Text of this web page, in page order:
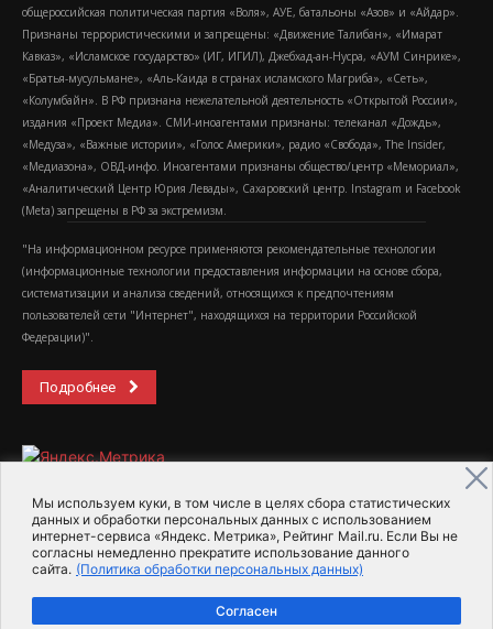
Мы используем куки, в том числе в целях сбора статистических
данных и обработки персональных данных с использованием
интернет-сервиса «Яндекс. Метрика», Рейтинг Mail.ru. Если Вы не
согласны немедленно прекратите использование данного
сайта. (Политика обработки персональных данных)
Согласен
общероссийская политическая партия «Воля», АУЕ, батальоны «Азов» и «Айдар».
Признаны террористическими и запрещены: «Движение Талибан», «Имарат
Кавказ», «Исламское государство» (ИГ, ИГИЛ), Джебхад-ан-Нусра, «АУМ Синрике»,
«Братья-мусульмане», «Аль-Каида в странах исламского Магриба», «Сеть»,
«Колумбайн». В РФ признана нежелательной деятельность «Открытой России»,
издания «Проект Медиа». СМИ-иноагентами признаны: телеканал «Дождь»,
«Медуза», «Важные истории», «Голос Америки», радио «Свобода», The Insider,
«Медиазона», ОВД-инфо. Иноагентами признаны общество/центр «Мемориал»,
«Аналитический Центр Юрия Левады», Сахаровский центр. Instagram и Facebook
(Metа) запрещены в РФ за экстремизм.
"На информационном ресурсе применяются рекомендательные технологии
(информационные технологии предоставления информации на основе сбора,
систематизации и анализа сведений, относящихся к предпочтениям
пользователей сети "Интернет", находящихся на территории Российской
Федерации)".
Подробнее
2015-2026- Информационное агентство МедиаПоток
Для справки Об издании
Пользовательское соглашение
Политика обработки персональных данных